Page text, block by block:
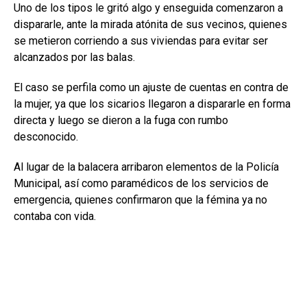
Uno de los tipos le gritó algo y enseguida comenzaron a
dispararle, ante la mirada atónita de sus vecinos, quienes
se metieron corriendo a sus viviendas para evitar ser
alcanzados por las balas.
El caso se perfila como un ajuste de cuentas en contra de
la mujer, ya que los sicarios llegaron a dispararle en forma
directa y luego se dieron a la fuga con rumbo
desconocido.
Al lugar de la balacera arribaron elementos de la Policía
Municipal, así como paramédicos de los servicios de
emergencia, quienes confirmaron que la fémina ya no
contaba con vida.